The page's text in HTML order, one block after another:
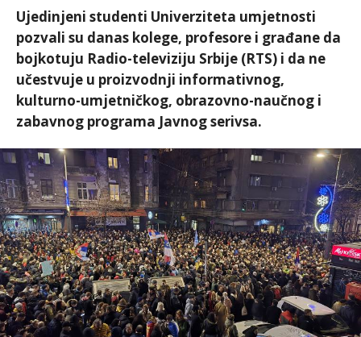
Ujedinjeni studenti Univerziteta umjetnosti
pozvali su danas kolege, profesore i građane da
bojkotuju Radio-televiziju Srbije (RTS) i da ne
učestvuje u proizvodnji informativnog,
kulturno-umjetničkog, obrazovno-naučnog i
zabavnog programa Javnog serivsa.